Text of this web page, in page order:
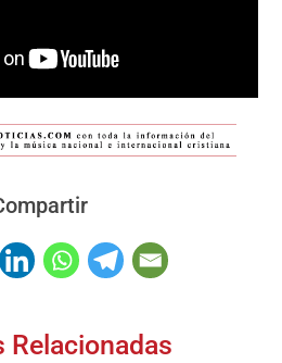
Relacionadas